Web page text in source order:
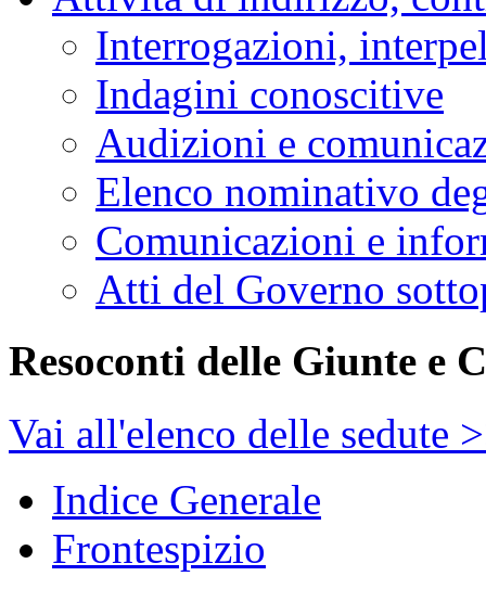
Interrogazioni,
Indagini conoscitive
Audizioni e
Elenco nominativo
Comunicazioni e
Atti del Governo
Resoconti delle Giunte e
Vai all'elenco delle sedute
Indice Generale
Frontespizio